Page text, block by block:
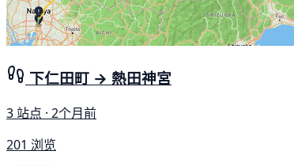
下仁田町 → 熱田神宮
3 站点 · 2个月前
201 浏览